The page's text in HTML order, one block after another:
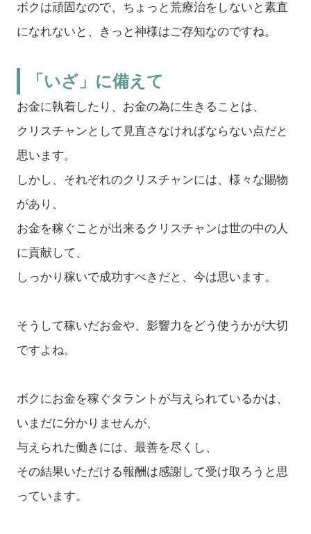
ボクは頑固なので、ちょっと荒療治をしないと素直
になれないと、きっと神様はご存知なのですね。
「いざ」に備えて
お金に執着したり、お金の為に生きることは、
クリスチャンとして見直さなければならない点だと
思います。
しかし、それぞれのクリスチャンには、様々な賜物
があり、
お金を稼ぐことが出来るクリスチャンは世の中の人
に貢献して、
しっかり稼いで成功すべきだと、今は思います。
そうして稼いだお金や、影響力をどう使うかが大切
ですよね。
ボクにお金を稼ぐタラントが与えられているかは、
いまだに分かりませんが、
与えられた働きには、最善を尽くし、
その結果いただける報酬は感謝して受け取ろうと思
っています。